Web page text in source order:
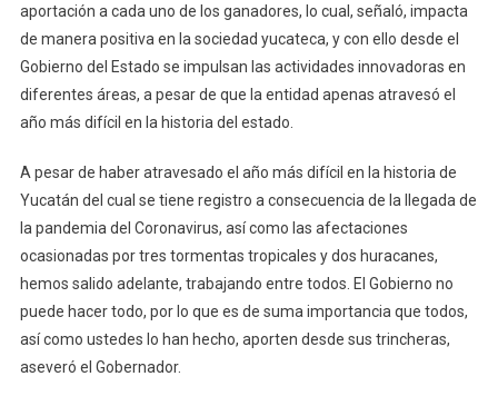
aportación a cada uno de los ganadores, lo cual, señaló, impacta
de manera positiva en la sociedad yucateca, y con ello desde el
Gobierno del Estado se impulsan las actividades innovadoras en
diferentes áreas, a pesar de que la entidad apenas atravesó el
año más difícil en la historia del estado.
A pesar de haber atravesado el año más difícil en la historia de
Yucatán del cual se tiene registro a consecuencia de la llegada de
la pandemia del Coronavirus, así como las afectaciones
ocasionadas por tres tormentas tropicales y dos huracanes,
hemos salido adelante, trabajando entre todos. El Gobierno no
puede hacer todo, por lo que es de suma importancia que todos,
así como ustedes lo han hecho, aporten desde sus trincheras,
aseveró el Gobernador.